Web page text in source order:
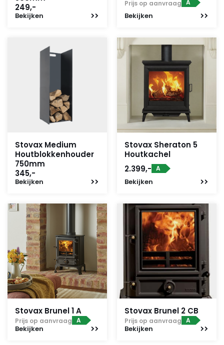
249,-
Bekijken
Prijs op aanvraag A
Bekijken
Stovax Medium
Houtblokkenhouder
750mm
345,-
Bekijken
Stovax Sheraton 5
Houtkachel
2.399,- A
Bekijken
Stovax Brunel 1 A
Prijs op aanvraag A
Bekijken
Stovax Brunel 2 CB
Prijs op aanvraag A
Bekijken